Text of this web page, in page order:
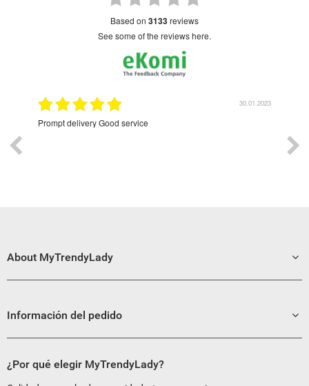
based on 3133reviews
see some of the reviews here.
30.01.2023
Prompt delivery Good service
About MyTrendyLady
Información del pedido
¿Por qué elegir MyTrendyLady?